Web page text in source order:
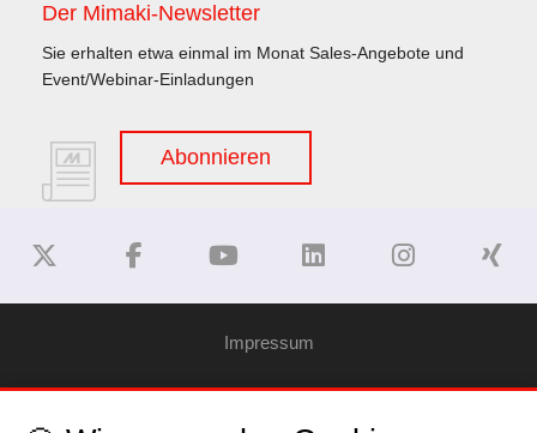
Der Mimaki-Newsletter
Sie erhalten etwa einmal im Monat Sales-Angebote und
Event/Webinar-Einladungen
Abonnieren
Impressum